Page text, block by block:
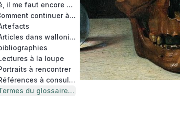
ATELIER 07 : Désolé, il me faut encore un dessin. Faire comme le Jongleur de mondes de Granville (1844)
RAISON GARDER : Comment continuer à raison garder ?
RESSOURCES : les Articles dans wallonica.org
bibliographies
Lectures à la loupe
Portraits à rencontrer
RESSOURCES : les Références à consulter
RESSOURCES : les Termes du glossaire à utiliser